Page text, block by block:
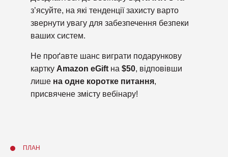
з’ясуйте, на які тенденції захисту варто
звернути увагу для забезпечення безпеки
ваших систем.
Не проґавте шанс виграти подарункову
картку Amazon eGift на $50, відповівши
лише на одне коротке питання,
присвячене змісту вебінару!
ПЛАН